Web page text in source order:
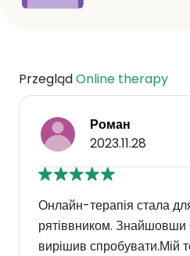
PrzeglądOnline therapy
Роман
2023.11.28
Онлайн-терапія стала
рятіввником.
вирішив спробувати.Мій